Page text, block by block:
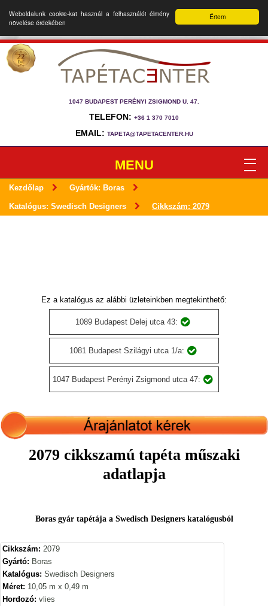
Értem
Weboldalunk cookie-kat használ a felhasználói élmény
növelése érdekében
1047 BUDAPEST PERÉNYI ZSIGMOND U. 47.
TELEFON: +36 1 370 7010
EMAIL: TAPETA@TAPETACENTER.HU
MENU
Kezdőlap Gyártók: Boras
Katalógus: Swedisch Designers Cikkszám: 2079
Ez a katalógus az alábbi üzleteinkben megtekinthető:
1089 Budapest Delej utca 43:
1081 Budapest Szilágyi utca 1/a:
1047 Budapest Perényi Zsigmond utca 47:
2079 cikkszamú tapéta műszaki
adatlapja
Boras gyár tapétája a Swedisch Designers katalógusból
Cikkszám: 2079
Gyártó: Boras
Katalógus: Swedisch Designers
Méret: 10,05 m x 0,49 m
Hordozó: vlies